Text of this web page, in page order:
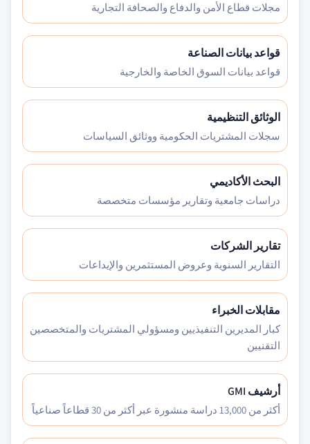
مجلات قطاع الأمن والدفاع والصحافة التجارية
قواعد بيانات الصناعة
قواعد بيانات السوق الخاصة والخارجية
الوثائق التنظيمية
سجلات المشتريات الحكومية ووثائق السياسات
البحث الأكاديمي
دراسات جامعية وتقارير مؤسسات متخصصة
تقارير الشركات
التقارير السنوية وعروض المستثمرين والإيداعات
مقابلات الخبراء
كبار المديرين التنفيذيين ومسؤولي المشتريات والمتخصصين
التقنيين
أرشيف GMI
أكثر من 13,000 دراسة منشورة عبر أكثر من 30 قطاعاً صناعياً